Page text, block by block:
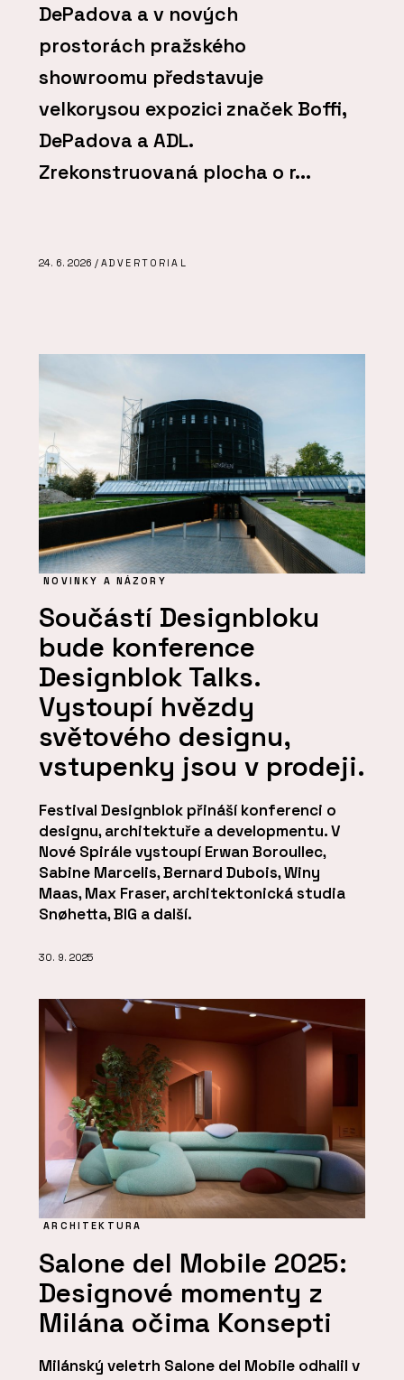
DePadova a v nových
prostorách pražského
showroomu představuje
velkorysou expozici značek Boffi,
DePadova a ADL.
Zrekonstruovaná plocha o r...
24. 6. 2026 / ADVERTORIAL
NOVINKY A NÁZORY
Součástí Designbloku
bude konference
Designblok Talks.
Vystoupí hvězdy
světového designu,
vstupenky jsou v prodeji.
Festival Designblok přináší konferenci o
designu, architektuře a developmentu. V
Nové Spirále vystoupí Erwan Boroullec,
Sabine Marcelis, Bernard Dubois, Winy
Maas, Max Fraser, architektonická studia
Snøhetta, BIG a další.
30. 9. 2025
ARCHITEKTURA
Salone del Mobile 2025:
Designové momenty z
Milána očima Konsepti
Milánský veletrh Salone del Mobile odhalil v